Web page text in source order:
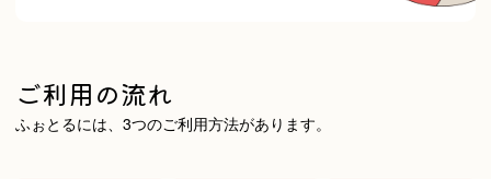
ご利用の流れ
ふぉとるには、3つのご利用方法があります。